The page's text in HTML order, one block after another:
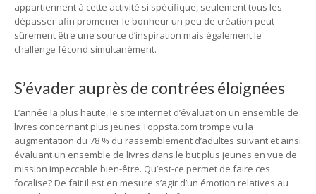
appartiennent à cette activité si spécifique, seulement tous les
dépasser afin promener le bonheur un peu de création peut
sûrement être une source d’inspiration mais également le
challenge fécond simultanément.
S’évader auprès de contrées éloignées
L’année la plus haute, le site internet d’évaluation un ensemble de
livres concernant plus jeunes Toppsta.com trompe vu la
augmentation du 78 % du rassemblement d’adultes suivant et ainsi
évaluant un ensemble de livres dans le but plus jeunes en vue de
mission impeccable bien-être. Qu’est-ce permet de faire ces
focalise? De fait il est en mesure s’agir d’un émotion relatives au